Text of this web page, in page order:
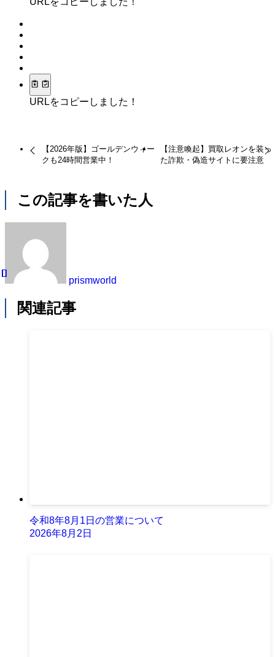
URLをコピーしました！
【2026年版】ゴールデンウィー
クも24時間営業中！
【注意喚起】買取レオンを装っ
た詐欺・偽造サイトに要注意
この記事を書いた人
prismworld
関連記事
令和8年8月1日の営業について
2026年8月2日